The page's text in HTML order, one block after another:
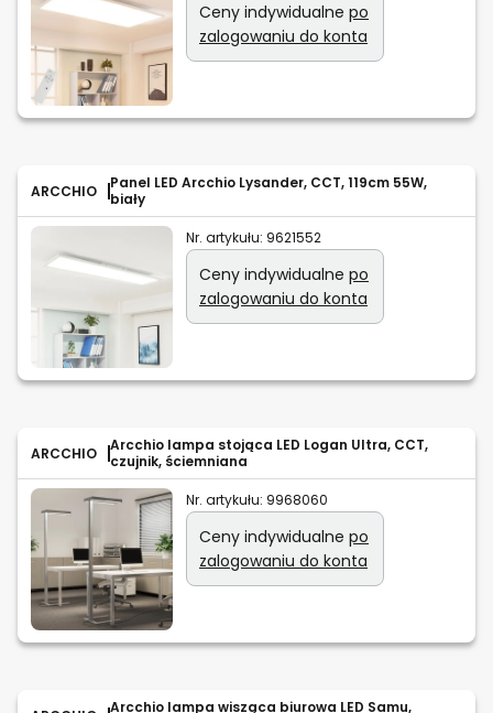
Ceny indywidualne po
zalogowaniu do konta
ARCCHIO
Panel LED Arcchio Lysander, CCT, 119cm 55W,
biały
Nr. artykułu: 9621552
Ceny indywidualne po
zalogowaniu do konta
ARCCHIO
Arcchio lampa stojąca LED Logan Ultra, CCT,
czujnik, ściemniana
Nr. artykułu: 9968060
Ceny indywidualne po
zalogowaniu do konta
Arcchio lampa wisząca biurowa LED Samu,